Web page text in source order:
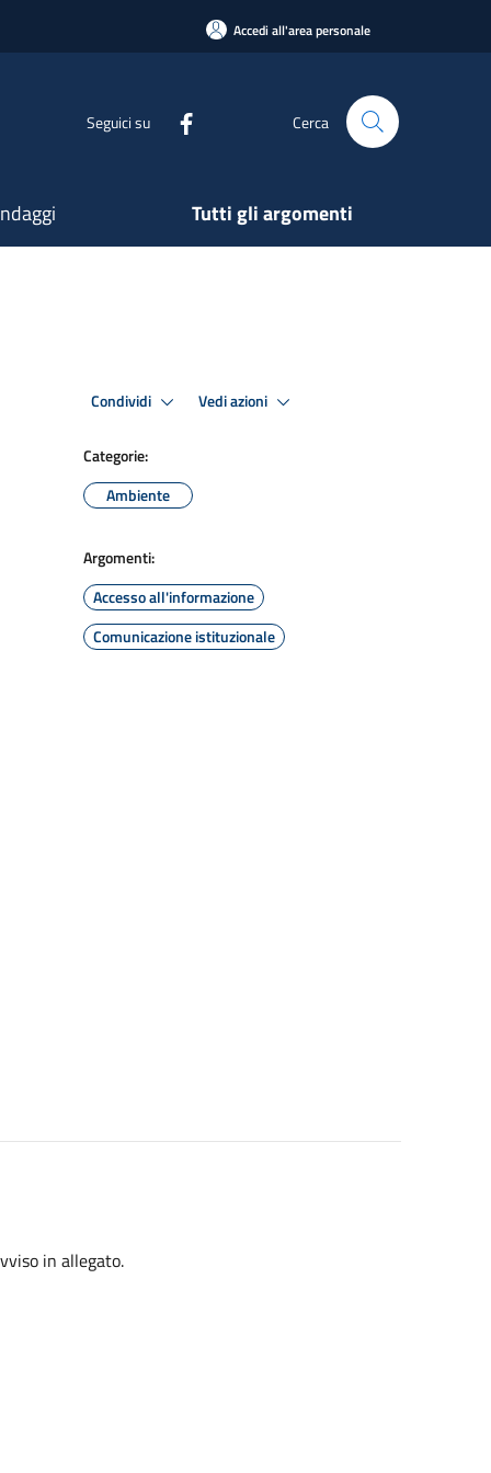
Accedi all'area personale
Seguici su Cerca
Tutti gli argomenti
Condividi Vedi azioni
Categorie:
Ambiente
Argomenti:
Accesso all'informazione
Comunicazione istituzionale
in allegato.